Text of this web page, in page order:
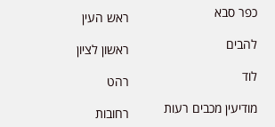
כפר סבא
להבים
לוד
מודיעין מכבים רעות
ראש העין
ראשון לציון
רהט
רחובות